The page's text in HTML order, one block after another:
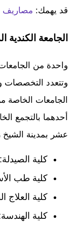
قد يهمك: مصاريف
الجامعة الكندية
واحدة من
وتتعدد التخصصات
الجامعات الخاصة
أحدهما بالتجمع
عشر بمدينة
كلية الصيدلة: 88,960 جنيه مصري.
كلية طب الأسنان: 124,000
كلية العلاج الطبيعي:
كلية الهندسة: 58,000 جنيه